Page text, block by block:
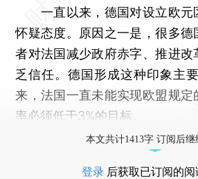
一直以来，德国对设立欧元
怀疑态度。原因之一是，很多德
者对法国减少政府赤字、推进改
乏信任。德国形成这种印象主
来，法国一直未能实现欧盟规定
率必须低于3%的目标。
本文共计1413字 订阅后继
登录 后获取已订阅的阅